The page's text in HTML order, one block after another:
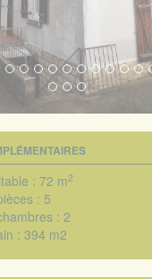
: 72 m2
: 5
: 2
: 394 m2